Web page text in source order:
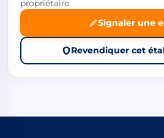
propriétaire.
Signaler une
Revendiquer cet